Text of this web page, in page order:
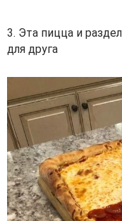
3. Эта пицца и
для друга